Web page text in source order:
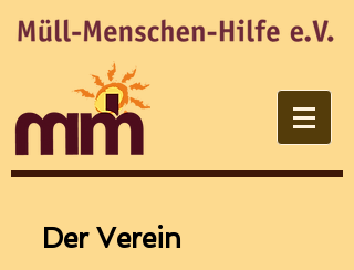
Der Verein